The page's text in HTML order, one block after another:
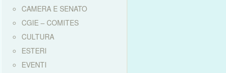
CAMERA E SENATO
CGIE – COMITES
CULTURA
ESTERI
EVENTI